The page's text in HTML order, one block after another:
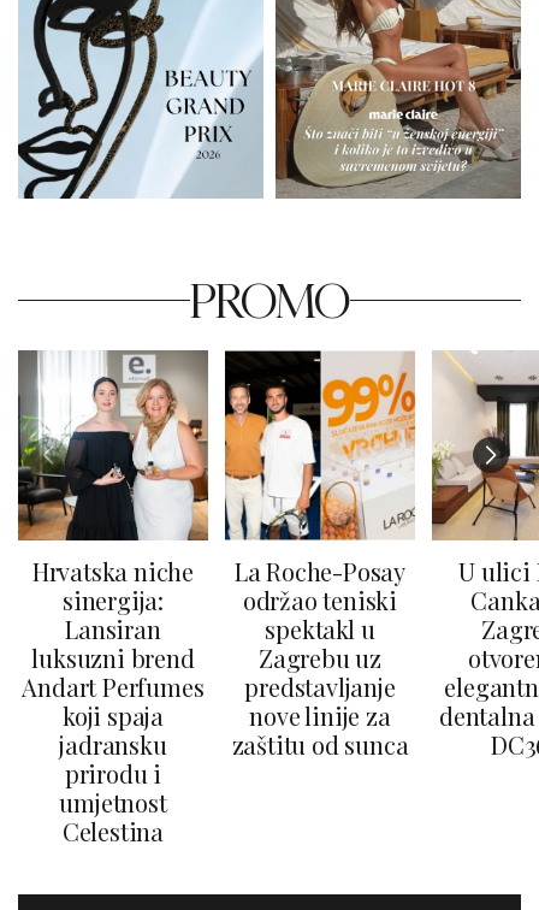
PROMO
Hrvatska niche
sinergija:
Lansiran
luksuzni brend
Andart Perfumes
koji spaja
jadransku
prirodu i
umjetnost
Celestina
La Roche-Posay
održao teniski
spektakl u
Zagrebu uz
predstavljanje
nove linije za
zaštitu od sunca
U ulici